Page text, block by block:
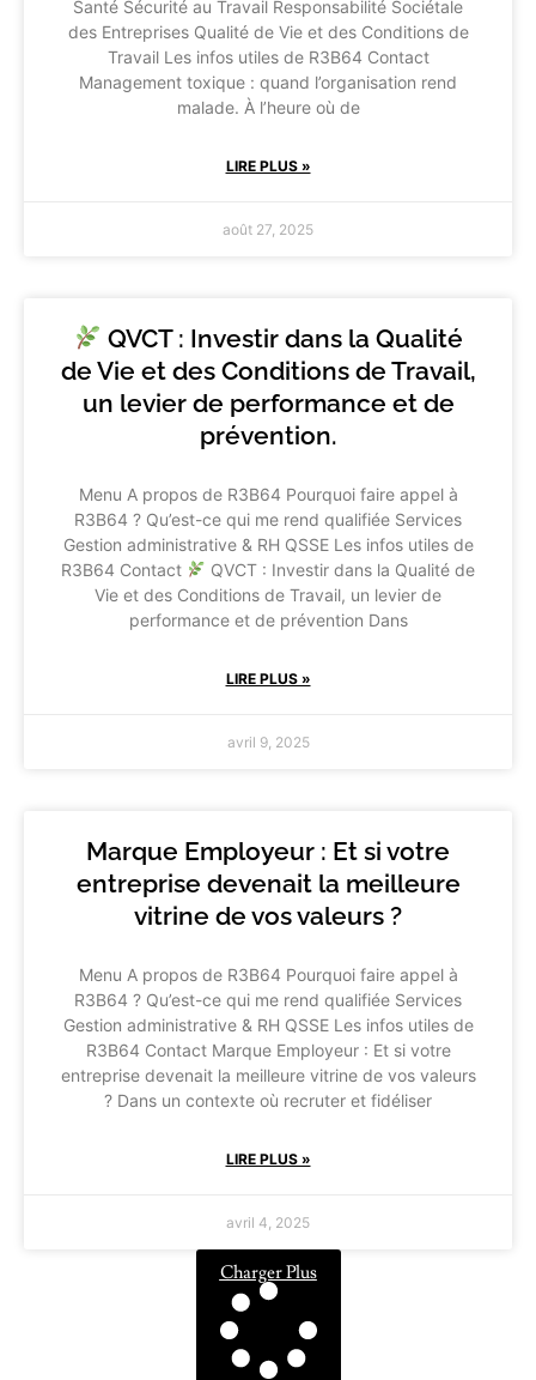
Santé Sécurité au Travail Responsabilité Sociétale
des Entreprises Qualité de Vie et des Conditions de
Travail Les infos utiles de R3B64 Contact
Management toxique : quand l’organisation rend
malade. À l’heure où de
LIRE PLUS »
août 27, 2025
QVCT : Investir dans la Qualité
de Vie et des Conditions de Travail,
un levier de performance et de
prévention.
Menu A propos de R3B64 Pourquoi faire appel à
R3B64 ? Qu’est-ce qui me rend qualifiée Services
Gestion administrative & RH QSSE Les infos utiles de
R3B64 Contact
QVCT : Investir dans la Qualité de
Vie et des Conditions de Travail, un levier de
performance et de prévention Dans
LIRE PLUS »
avril 9, 2025
Marque Employeur : Et si votre
entreprise devenait la meilleure
vitrine de vos valeurs ?
Menu A propos de R3B64 Pourquoi faire appel à
R3B64 ? Qu’est-ce qui me rend qualifiée Services
Gestion administrative & RH QSSE Les infos utiles de
R3B64 Contact Marque Employeur : Et si votre
entreprise devenait la meilleure vitrine de vos valeurs
? Dans un contexte où recruter et fidéliser
LIRE PLUS »
avril 4, 2025
Charger Plus